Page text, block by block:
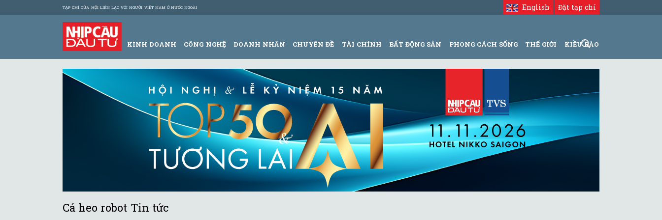
TẠP CHÍ CỦA HỘI LIÊN LẠC VỚI NGƯỜI VIỆT NAM Ở NƯỚC NGOÀI Đặt tạp chí
English
KINH DOANH CÔNG NGHỆ DOANH NHÂN CHUYÊN ĐỀ TÀI CHÍNH BẤT ĐỘNG SẢN PHONG CÁCH SỐNG THẾ GIỚI KIỀU BÀO
Cá heo robot Tin tức